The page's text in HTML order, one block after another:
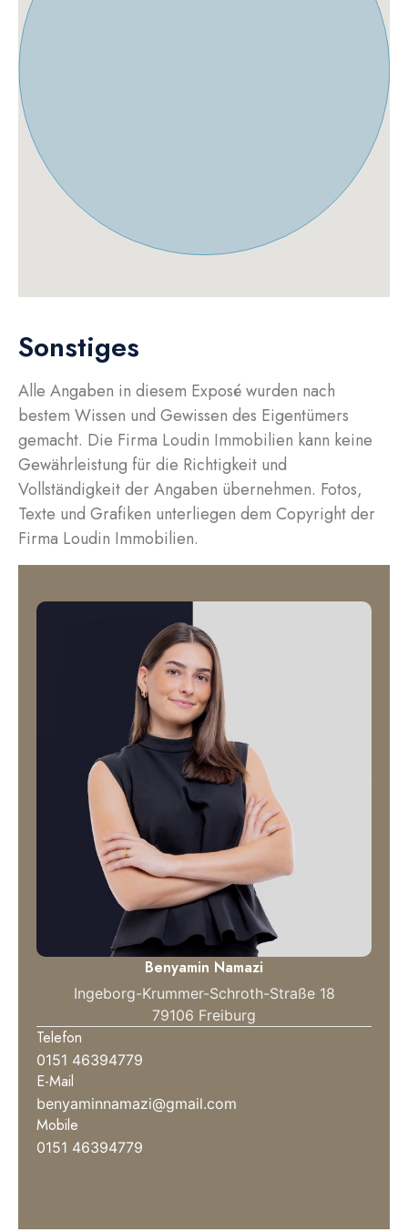
Sonstiges
Alle Angaben in diesem Exposé wurden nach
bestem Wissen und Gewissen des Eigentümers
gemacht. Die Firma Loudin Immobilien kann keine
Gewährleistung für die Richtigkeit und
Vollständigkeit der Angaben übernehmen. Fotos,
Texte und Grafiken unterliegen dem Copyright der
Firma Loudin Immobilien.
Benyamin Namazi
Ingeborg-Krummer-Schroth-Straße 18
79106 Freiburg
Telefon
0151 46394779
E-Mail
benyaminnamazi@gmail.com
Mobile
0151 46394779